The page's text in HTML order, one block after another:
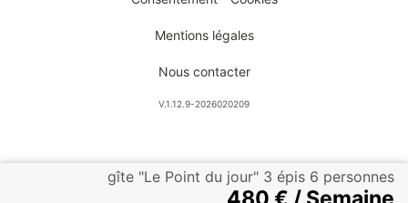
gîte "Le Point du jour" 3 épis 6 personnes
Mentions légales
Nous contacter
V.1.12.9-2026020209